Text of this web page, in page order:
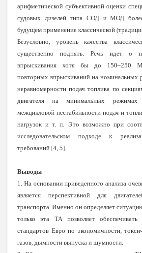
арифметической субъективной оценки
судовых дизелей типа СОД и МОД
будущем применение классической
Безусловно, уровень качества
существенно поднять. Речь идет о
впрыскивания хотя бы до 150–250
повторных впрыскиваний на номинальных
неравномерности подач топлива по
двигателя на минимальных
межцикловой нестабильности подач и
нагрузок и т. п. Это возможно при
исследовательском подходе к
требований [4, 5].
Выводы
1. На основании приведенного анализа
является перспективной для
транспорта. Именно он определяет
только эта ТА позволяет обеспечивать
стандартов Евро по экономичности,
газов, дымности выпуска и шумности.